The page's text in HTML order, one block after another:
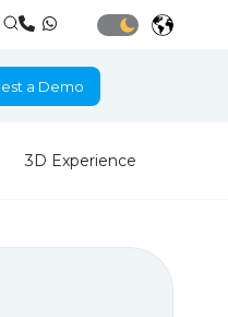
a Demo
3D Experience